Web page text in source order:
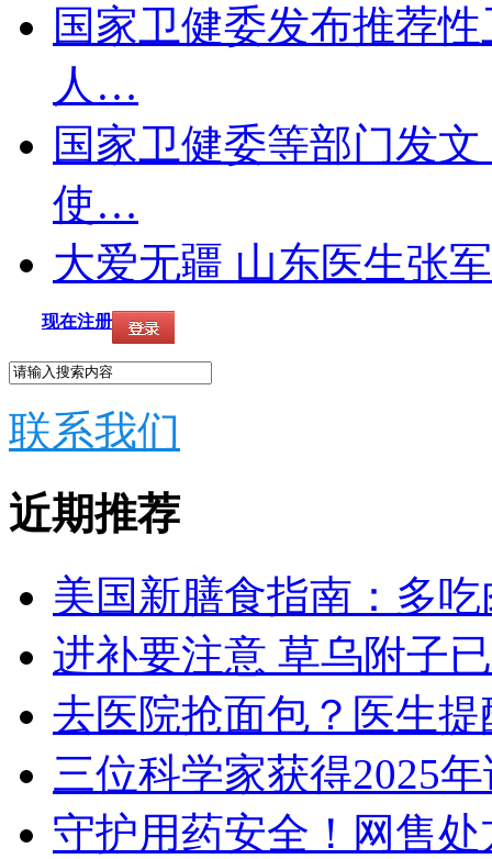
国家卫健委发布推荐
人…
国家卫健委等部门发
使…
大爱无疆 山东医生张
现在注册
联系我们
近期推荐
美国新膳食指南：多
进补要注意 草乌附子
去医院抢面包？医生
三位科学家获得2025
守护用药安全！网售